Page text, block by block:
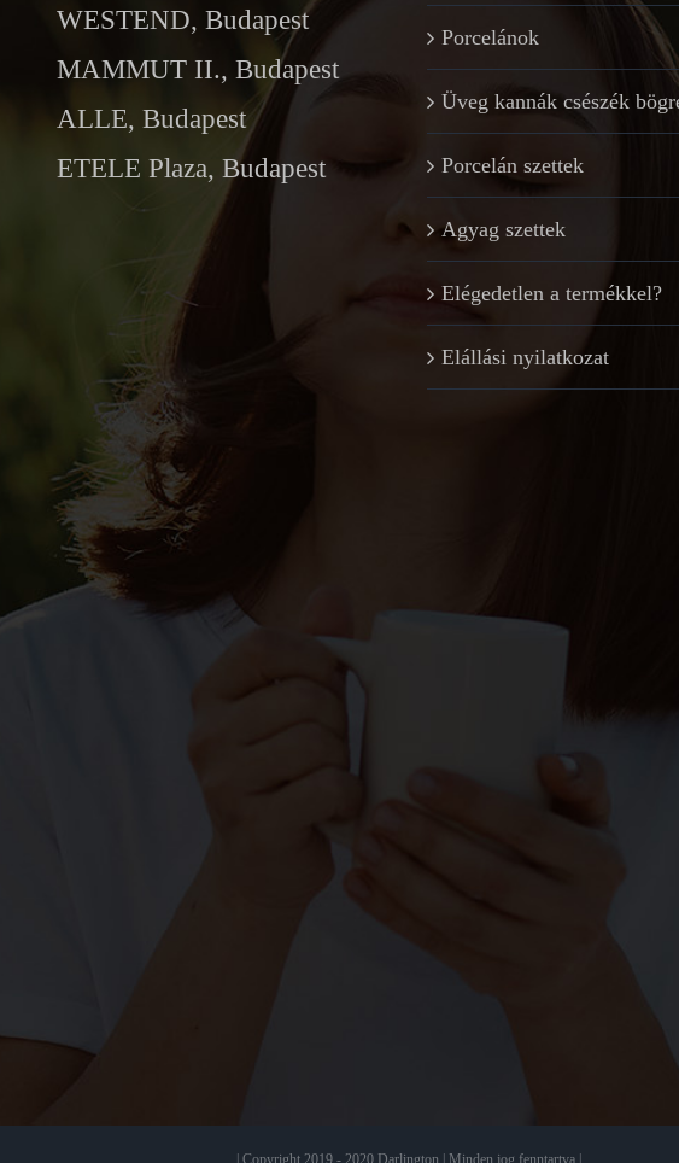
WESTEND, Budapest
MAMMUT II., Budapest
ALLE, Budapest
ETELE Plaza, Budapest
Porcelánok
Üveg kannák csészék
Porcelán szettek
Agyag szettek
Elégedetlen a termékkel?
Elállási nyilatkozat
| Copyright 2019 - 2020 Darlington | Minden jog fenntartva |